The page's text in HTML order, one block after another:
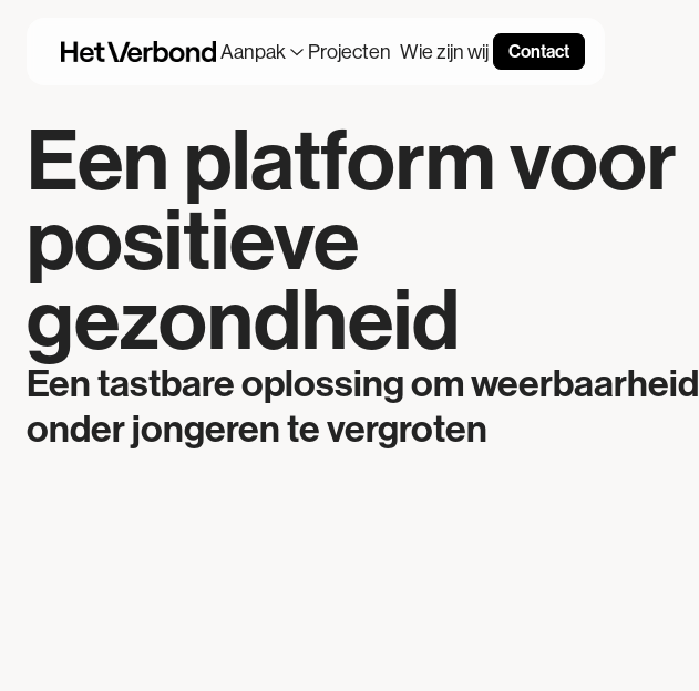
Aanpak Projecten Wie zijn wij Contact
Een platform voor
positieve
gezondheid
Een tastbare oplossing om weerbaarheid
onder jongeren te vergroten